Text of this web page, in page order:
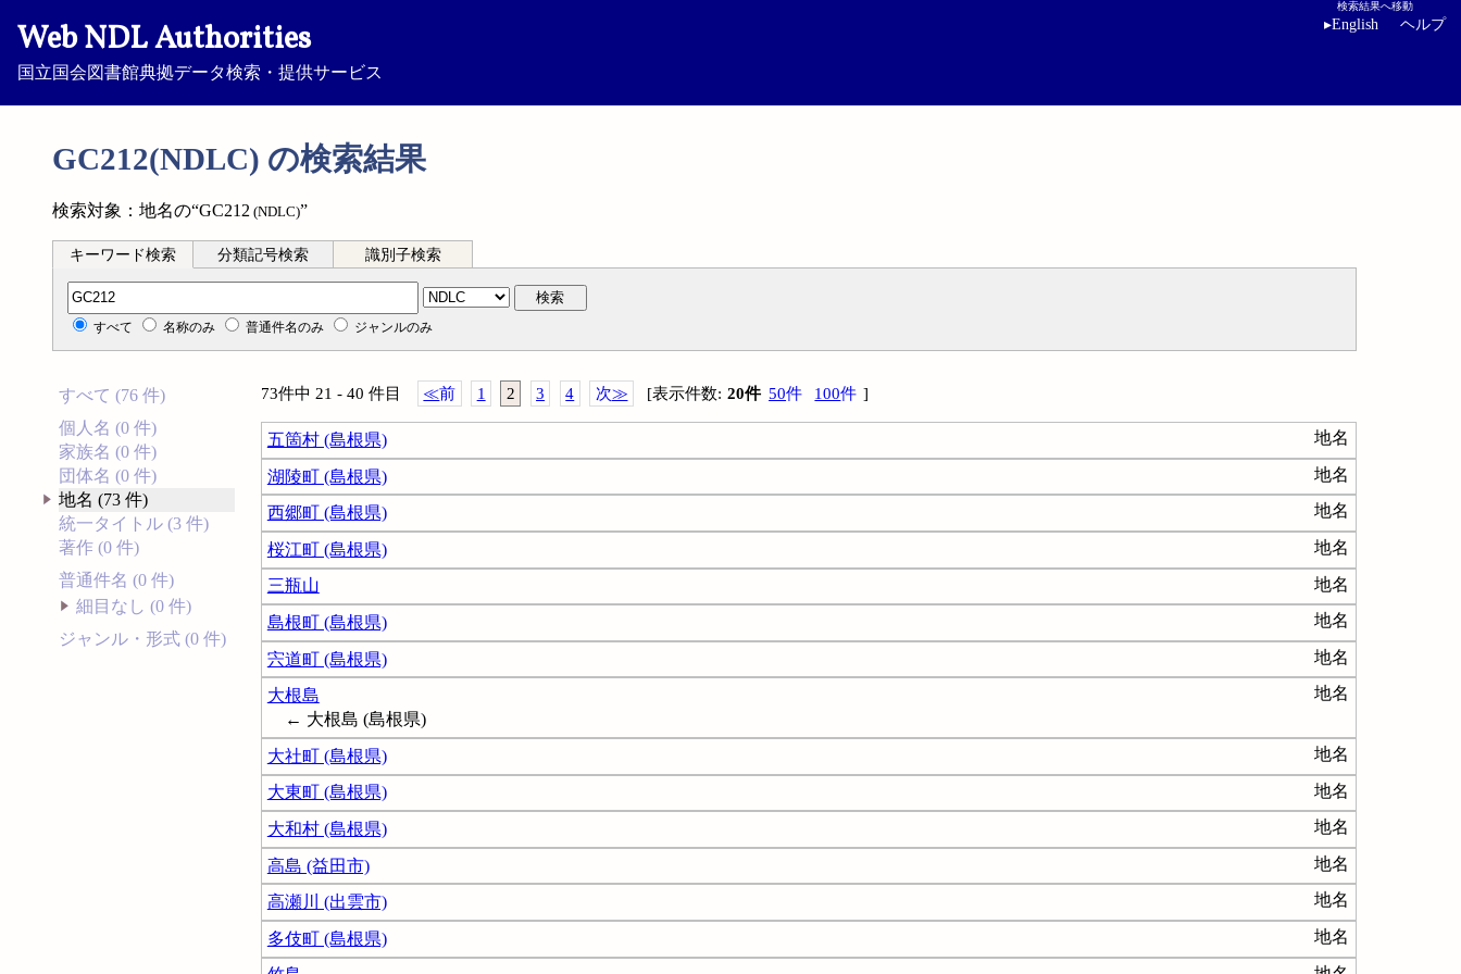
Web NDL Authorities
国立国会図書館典拠データ検索・提供サービス
検索結果へ移動
▸English ヘルプ
GC212(NDLC) の検索結果
検索対象：地名の“GC212 (NDLC)”
キーワード検索 分類記号検索 識別子検索
分類記号検索 検索
すべて 名称のみ 普通件名のみ ジャンルのみ
すべて (76 件)
個人名 (0 件)
家族名 (0 件)
団体名 (0 件)
地名 (73 件)
統一タイトル (3 件)
著作 (0 件)
普通件名 (0 件)
細目なし (0 件)
ジャンル・形式 (0 件)
73件中 21 - 40 件目 ≪前 1 2 3 4 次≫ [表示件数: 20件 50件 100件 ]
五箇村 (島根県) 地名
湖陵町 (島根県) 地名
西郷町 (島根県) 地名
桜江町 (島根県) 地名
三瓶山 地名
島根町 (島根県) 地名
宍道町 (島根県) 地名
大根島
地名
← 大根島 (島根県)
大社町 (島根県)
地名
大東町 (島根県) 地名
大和村 (島根県) 地名
高島 (益田市) 地名
高瀬川 (出雲市) 地名
多伎町 (島根県) 地名